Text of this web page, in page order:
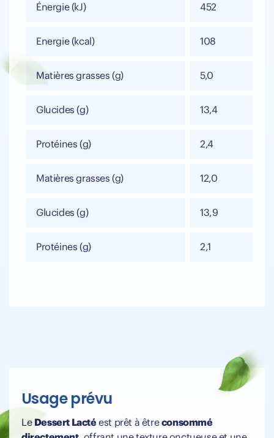
Énergie (kJ) 452
Energie (kcal) 108
Matières grasses (g) 5,0
Glucides (g) 13,4
Protéines (g) 2,4
Matières grasses (g) 12,0
Glucides (g) 13,9
Protéines (g) 2,1
Usage prévu
Le Dessert Lactéest prêt à êtreconsommé